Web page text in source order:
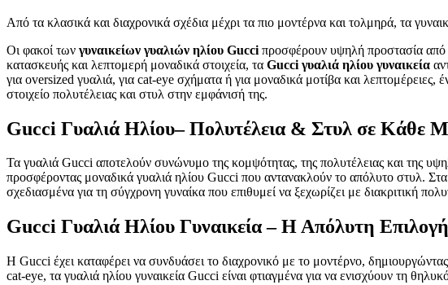
Από τα κλασικά και διαχρονικά σχέδια μέχρι τα πιο μοντέρνα και τολμηρά, τα
Οι φακοί των γυναικείων γυαλιών ηλίου Gucci προσφέρουν υψηλή προστασία από
κατασκευής και λεπτομερή μοναδικά στοιχεία, τα Gucci γυαλιά ηλίου γυναικεία
για oversized γυαλιά, για cat-eye σχήματα ή για μοναδικά μοτίβα και λεπτομέρειες,
στοιχείο πολυτέλειας και στυλ στην εμφάνισή της.
Gucci Γυαλιά Ηλίου– Πολυτέλεια & Στυλ σε Κάθε
Τα γυαλιά Gucci αποτελούν συνώνυμο της κομψότητας, της πολυτέλειας και της
προσφέροντας μοναδικά γυαλιά ηλίου Gucci που αντανακλούν το απόλυτο στυλ. Στα
σχεδιασμένα για τη σύγχρονη γυναίκα που επιθυμεί να ξεχωρίζει με διακριτική
Gucci Γυαλιά Ηλίου Γυναικεία – Η Απόλυτη
Η Gucci έχει καταφέρει να συνδυάσει το διαχρονικό με το μοντέρνο,
cat-eye, τα γυαλιά ηλίου γυναικεία Gucci είναι φτιαγμένα για να ενισχύουν τη